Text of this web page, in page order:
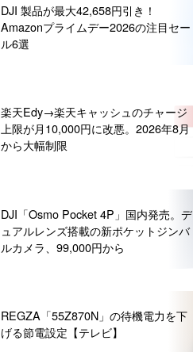
DJI 製品が最大42,658円引き！
Amazonプライムデー2026の注目セー
ル6選
楽天Edy→楽天キャッシュのチャージ
上限が月10,000円に改悪。2026年8月
から大幅制限
DJI「Osmo Pocket 4P」国内発売。デ
ュアルレンズ搭載の新ポケットジンバ
ルカメラ、99,000円から
REGZA「55Z870N」の待機電力を下
げる節電設定【テレビ】